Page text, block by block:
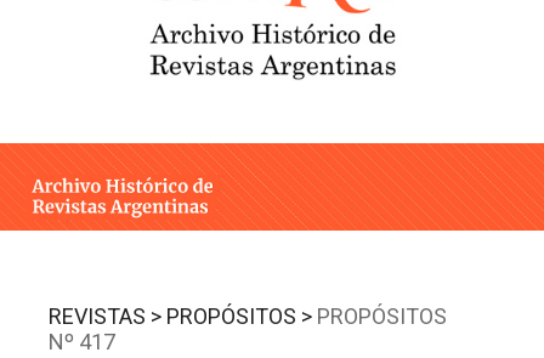
ESTUDIOS CRÍTICOS
INTEGRANTES
CONTACTO
REVISTAS > PROPÓSITOS > PROPÓSITOS
Nº 417